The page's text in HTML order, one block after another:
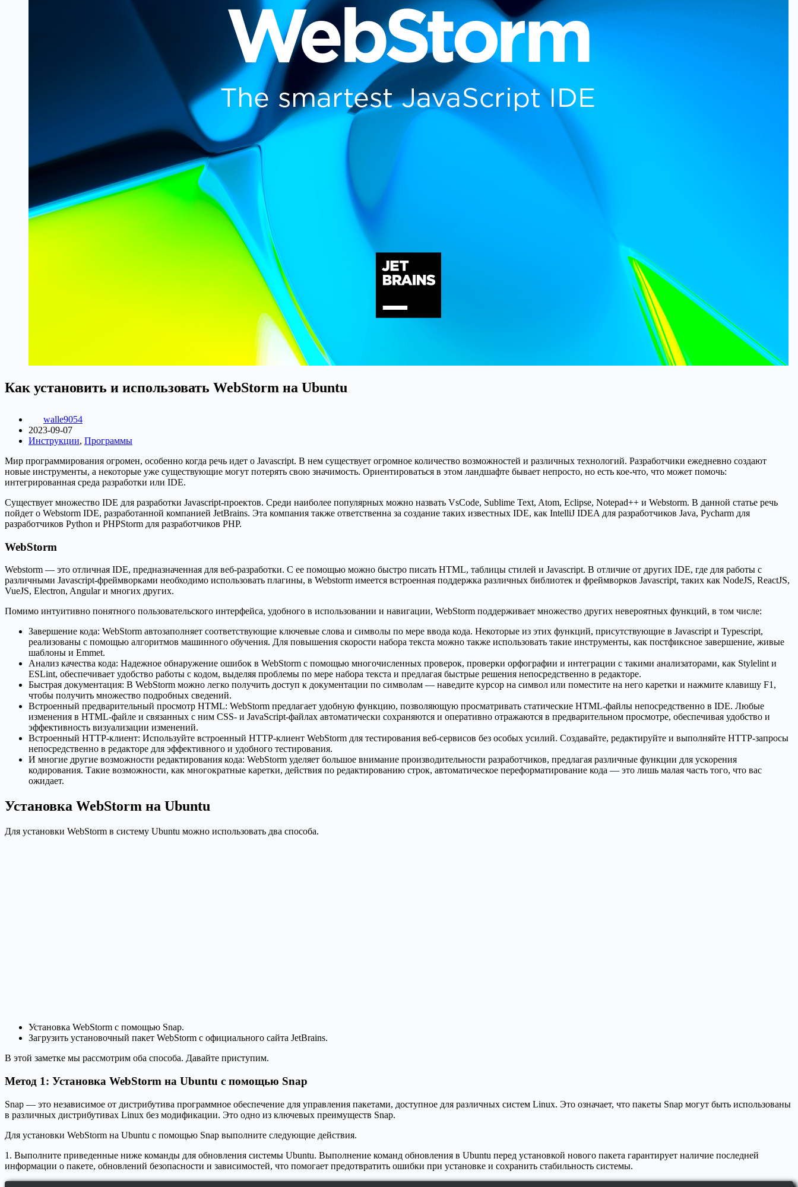
Как установить и использовать WebStorm на Ubuntu
walle9054
2023-09-07
Инструкции, Программы
Мир программирования огромен, особенно когда речь идет о Javascript. В нем существует огромное количество возможностей и различных технологий. Разработчики ежедневно создают
новые инструменты, а некоторые уже существующие могут потерять свою значимость. Ориентироваться в этом ландшафте бывает непросто, но есть кое-что, что может помочь:
интегрированная среда разработки или IDE.
Существует множество IDE для разработки Javascript-проектов. Среди наиболее популярных можно назвать VsCode, Sublime Text, Atom, Eclipse, Notepad++ и Webstorm. В данной статье речь
пойдет о Webstorm IDE, разработанной компанией JetBrains. Эта компания также ответственна за создание таких известных IDE, как IntelliJ IDEA для разработчиков Java, Pycharm для
разработчиков Python и PHPStorm для разработчиков PHP.
WebStorm
Webstorm — это отличная IDE, предназначенная для веб-разработки. С ее помощью можно быстро писать HTML, таблицы стилей и Javascript. В отличие от других IDE, где для работы с
различными Javascript-фреймворками необходимо использовать плагины, в Webstorm имеется встроенная поддержка различных библиотек и фреймворков Javascript, таких как NodeJS, ReactJS,
VueJS, Electron, Angular и многих других.
Помимо интуитивно понятного пользовательского интерфейса, удобного в использовании и навигации, WebStorm поддерживает множество других невероятных функций, в том числе:
Завершение кода: WebStorm автозаполняет соответствующие ключевые слова и символы по мере ввода кода. Некоторые из этих функций, присутствующие в Javascript и Typescript,
реализованы с помощью алгоритмов машинного обучения. Для повышения скорости набора текста можно также использовать такие инструменты, как постфиксное завершение, живые
шаблоны и Emmet.
Анализ качества кода: Надежное обнаружение ошибок в WebStorm с помощью многочисленных проверок, проверки орфографии и интеграции с такими анализаторами, как Stylelint и
ESLint, обеспечивает удобство работы с кодом, выделяя проблемы по мере набора текста и предлагая быстрые решения непосредственно в редакторе.
Быстрая документация: В WebStorm можно легко получить доступ к документации по символам — наведите курсор на символ или поместите на него каретки и нажмите клавишу F1,
чтобы получить множество подробных сведений.
Встроенный предварительный просмотр HTML: WebStorm предлагает удобную функцию, позволяющую просматривать статические HTML-файлы непосредственно в IDE. Любые
изменения в HTML-файле и связанных с ним CSS- и JavaScript-файлах автоматически сохраняются и оперативно отражаются в предварительном просмотре, обеспечивая удобство и
эффективность визуализации изменений.
Встроенный HTTP-клиент: Используйте встроенный HTTP-клиент WebStorm для тестирования веб-сервисов без особых усилий. Создавайте, редактируйте и выполняйте HTTP-запросы
непосредственно в редакторе для эффективного и удобного тестирования.
И многие другие возможности редактирования кода: WebStorm уделяет большое внимание производительности разработчиков, предлагая различные функции для ускорения
кодирования. Такие возможности, как многократные каретки, действия по редактированию строк, автоматическое переформатирование кода — это лишь малая часть того, что вас
ожидает.
Установка WebStorm на Ubuntu
Для установки WebStorm в систему Ubuntu можно использовать два способа.
Установка WebStorm с помощью Snap.
Загрузить установочный пакет WebStorm с официального сайта JetBrains.
В этой заметке мы рассмотрим оба способа. Давайте приступим.
Метод 1: Установка WebStorm на Ubuntu с помощью Snap
Snap — это независимое от дистрибутива программное обеспечение для управления пакетами, доступное для различных систем Linux. Это означает, что пакеты Snap могут быть использованы
в различных дистрибутивах Linux без модификации. Это одно из ключевых преимуществ Snap.
Для установки WebStorm на Ubuntu с помощью Snap выполните следующие действия.
1. Выполните приведенные ниже команды для обновления системы Ubuntu. Выполнение команд обновления в Ubuntu перед установкой нового пакета гарантирует наличие последней
информации о пакете, обновлений безопасности и зависимостей, что помогает предотвратить ошибки при установке и сохранить стабильность системы.